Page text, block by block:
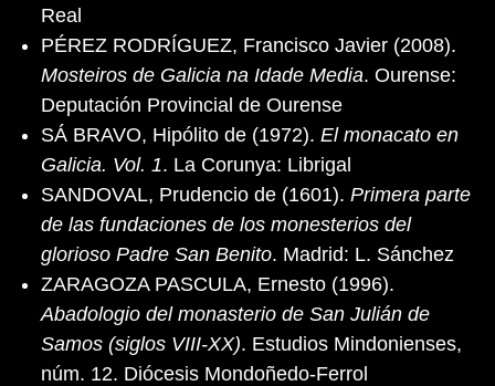
Real
PÉREZ RODRÍGUEZ, Francisco Javier (2008).
Mosteiros de Galicia na Idade Media. Ourense:
Deputación Provincial de Ourense
SÁ BRAVO, Hipólito de (1972). El monacato en
Galicia. Vol. 1. La Corunya: Librigal
SANDOVAL, Prudencio de (1601). Primera parte
de las fundaciones de los monesterios del
glorioso Padre San Benito. Madrid: L. Sánchez
ZARAGOZA PASCULA, Ernesto (1996).
Abadologio del monasterio de San Julián de
Samos (siglos VIII-XX). Estudios Mindonienses,
núm. 12. Diócesis Mondoñedo-Ferrol